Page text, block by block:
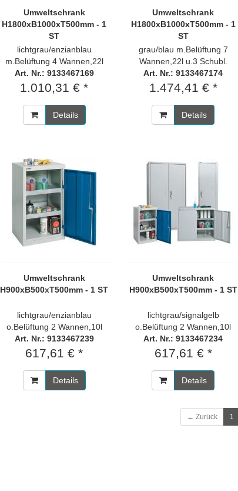
Umweltschrank
H1800xB1000xT500mm - 1
ST
lichtgrau/enzianblau
m.Belüftung 4 Wannen,22l
Art. Nr.: 9133467169
1.010,31 € *
Details
Umweltschrank
H1800xB1000xT500mm - 1
ST
grau/blau m.Belüftung 7
Wannen,22l u.3 Schubl.
Art. Nr.: 9133467174
1.474,41 € *
Details
Umweltschrank
H900xB500xT500mm - 1 ST
lichtgrau/enzianblau
o.Belüftung 2 Wannen,10l
Art. Nr.: 9133467239
617,61 € *
Details
Umweltschrank
H900xB500xT500mm - 1 ST
lichtgrau/signalgelb
o.Belüftung 2 Wannen,10l
Art. Nr.: 9133467234
617,61 € *
Details
← Zurück 1